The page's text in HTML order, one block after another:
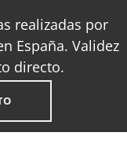
realizadas por
España. Validez
directo.